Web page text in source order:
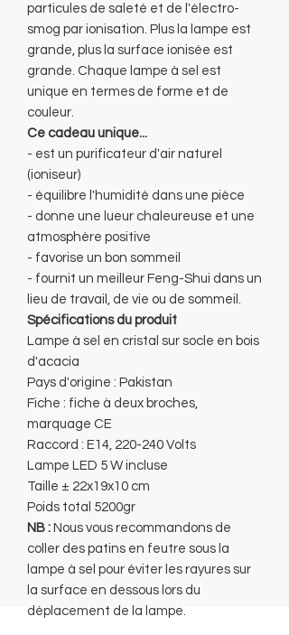
particules de saleté et de l'électro-
smog par ionisation. Plus la lampe est
grande, plus la surface ionisée est
grande. Chaque lampe à sel est
unique en termes de forme et de
couleur.
Ce cadeau unique...
- est un purificateur d'air naturel
(ioniseur)
- équilibre l'humidité dans une pièce
- donne une lueur chaleureuse et une
atmosphère positive
- favorise un bon sommeil
- fournit un meilleur Feng-Shui dans un
lieu de travail, de vie ou de sommeil.
Spécifications du produit
Lampe à sel en cristal sur socle en bois
d'acacia
Pays d'origine : Pakistan
Fiche : fiche à deux broches,
marquage CE
Raccord : E14, 220-240 Volts
Lampe LED 5 W incluse
Taille ± 22x19x10 cm
Poids total 5200gr
NB : Nous vous recommandons de
coller des patins en feutre sous la
lampe à sel pour éviter les rayures sur
la surface en dessous lors du
déplacement de la lampe.